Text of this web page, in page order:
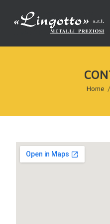
Home
Lingotto Srl – Lavorazione
L’AZIENDA